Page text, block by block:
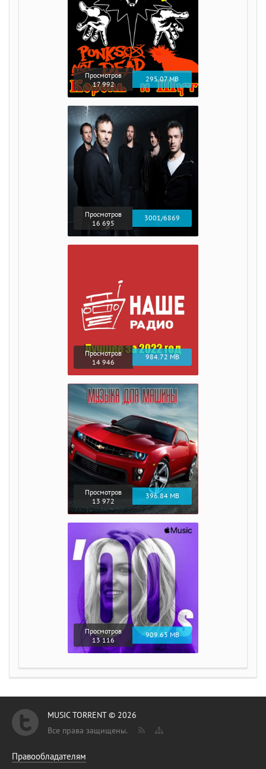
Просмотров
17 992
295.07 MB
Просмотров
16 695
3001/6869
Просмотров
14 946
984.72 MB
Просмотров
13 972
396.84 MB
Просмотров
13 116
909.63 MB
MUSIC TORRENT © 2026
Все права защищены.
Правообладателям